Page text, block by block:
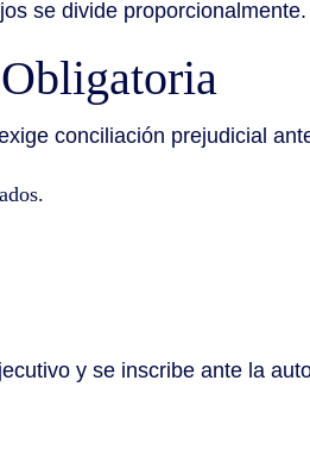
se divide proporcionalmente.
conciliación prejudicial
y se inscribe ante la